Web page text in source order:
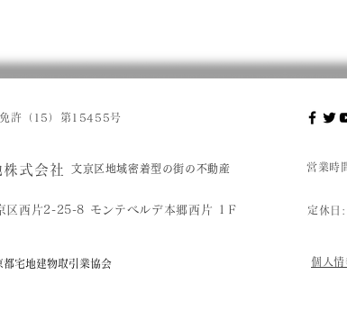
許（15）第15455号
株式会社 文京区地域密着型の街の不動産 営業時
区西片2-25-8 モンテベルデ本郷西片 1Ｆ
都宅地建物取引業協会
定休日:
個人情